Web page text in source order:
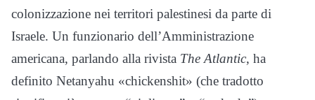
colonizzazione nei territori palestinesi da parte di
Israele. Un funzionario dell’Amministrazione
americana, parlando alla rivista The Atlantic, ha
definito Netanyahu «chickenshit» (che tradotto